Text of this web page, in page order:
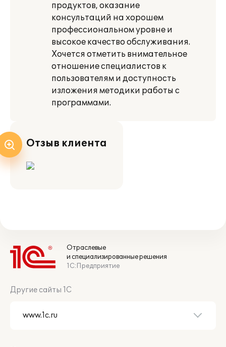
продуктов, оказание
консультаций на хорошем
профессиональном уровне и
высокое качество обслуживания.
Хочется отметить внимательное
отношение специалистов к
пользователям и доступность
изложения методики работы с
программами.
Отзыв клиента
Отраслевые
и специализированные решения
1С:Предприятие
Другие сайты 1С